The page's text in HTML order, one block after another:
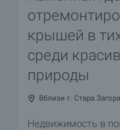
крышей в
среди
природы
Вблизи г. Стара Загора
Недвижимость в